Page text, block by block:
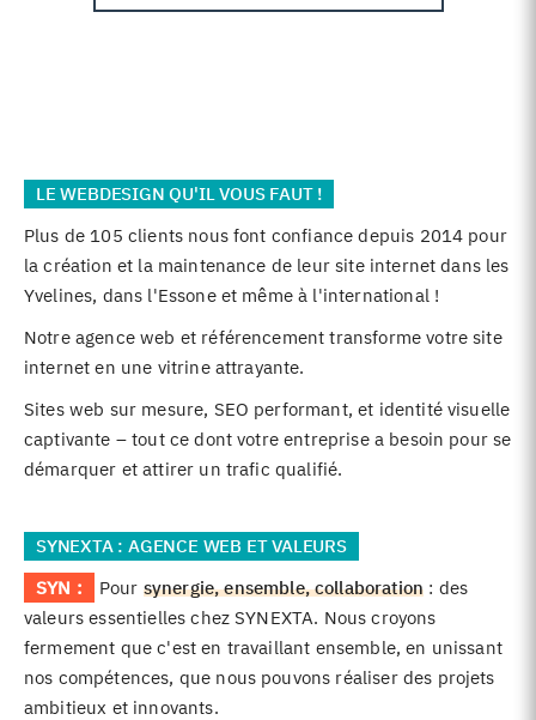
LE WEBDESIGN QU'IL VOUS FAUT !
Plus de 105 clients nous font confiance depuis 2014 pour
la création et la maintenance de leur site internet dans les
Yvelines, dans l'Essone et même à l'international !
Notre agence web et référencement transforme votre site
internet en une vitrine attrayante.
Sites web sur mesure, SEO performant, et identité visuelle
captivante – tout ce dont votre entreprise a besoin pour se
démarquer et attirer un trafic qualifié.
SYNEXTA : AGENCE WEB ET VALEURS
SYN :
Pour synergie, ensemble, collaboration : des
valeurs essentielles chez SYNEXTA. Nous croyons
fermement que c'est en travaillant ensemble, en unissant
nos compétences, que nous pouvons réaliser des projets
ambitieux et innovants.